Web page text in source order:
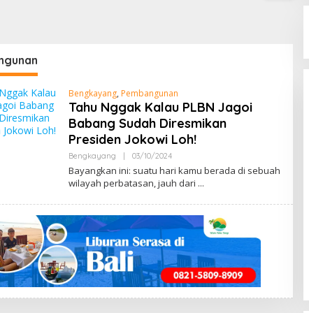
Bengkayang, Pembangunan
Tahu Nggak Kalau PLBN Jagoi
Babang Sudah Diresmikan
Presiden Jokowi Loh!
Bengkayang 03/10/2024B
Y
M
E
G
E
E
N
G
Bayangkan ini: suatu hari kamu berada di sebuah
wilayah perbatasan, jauh dari